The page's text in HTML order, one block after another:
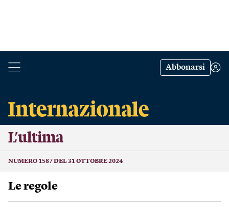
Abbonarsi
L’ultima
NUMERO 1587 DEL 31 OTTOBRE 2024
Le regole